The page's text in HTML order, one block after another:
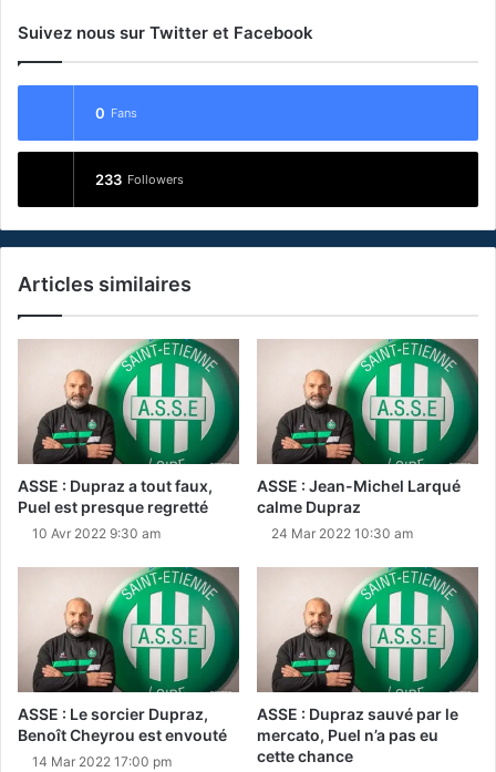
Suivez nous sur Twitter et Facebook
0 Fans
233 Followers
Articles similaires
ASSE : Dupraz a tout faux,
Puel est presque regretté
10 Avr 2022 9:30 am
ASSE : Jean-Michel Larqué
calme Dupraz
24 Mar 2022 10:30 am
ASSE : Le sorcier Dupraz,
Benoît Cheyrou est envouté
14 Mar 2022 17:00 pm
ASSE : Dupraz sauvé par le
mercato, Puel n’a pas eu
cette chance